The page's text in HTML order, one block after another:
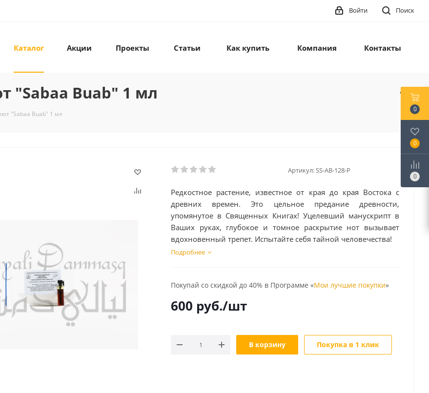
Поиск
Войти
Каталог Акции Проекты Статьи Как купить Компания Контакты
"Sabaa Buab" 1 мл
"Sabaa Buab" 1 мл
Артикул: SS-AB-128-P
Редкостное растение, известное от края до края Востока с
древних времен. Это цельное предание древности,
упомянутое в Священных Книгах! Уцелевший манускрипт в
Ваших руках, глубокое и томное раскрытие нот вызывает
вдохновенный трепет. Испытайте себя тайной человечества!
Подробнее
Покупай со скидкой до 40% в Программе «Мои лучшие покупки»
600 руб./шт
В корзину Покупка в 1 клик
0
0
0